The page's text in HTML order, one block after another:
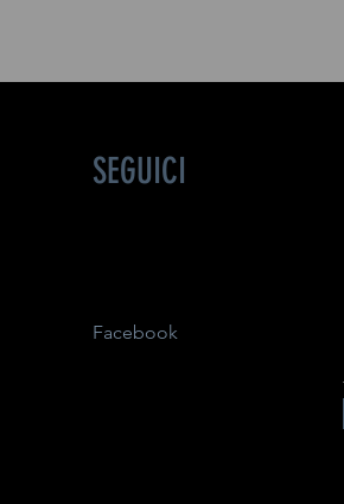
SEGUICI
Facebook